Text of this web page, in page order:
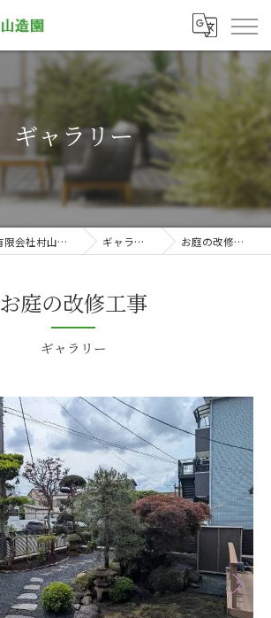
ギャラリー
東京で造園なら有限会社村山造園 ギャラリー お庭の改修工事
ギャラリー
お庭の改修工事